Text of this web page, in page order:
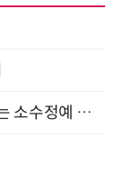
글로벌 트렌드를 읽고, 내 역할을 가늠하는 소수정예 실습 워크숍 (8/28)